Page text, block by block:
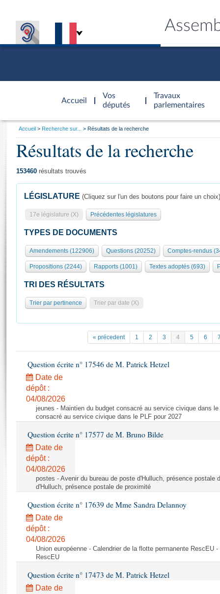
Accueil
d'accueil
Vos
députés
Travaux
parlementaires
Présidence
577 députés
Groupes politiques
Séance publique
Commissions et autres organes
Europe et International
Pétitions
Projets de loi
Propositions de loi
Amendements
Textes adoptés
Rapports législatifs
Rapports sur l'application des lois
Baromètre de l’application des lois
Dossiers législatifs
Budget et sécurité sociale
Questions écrites et orales
Comptes rendus des débats
Général
Rôle et pouvoirs de l'Assemblée
Organisation de l'Assemblée
Présidence Conférence des Présidents Bureau Collège des
Statistiques et chiffres clés
Documents de référence
( Constitution | Règlement de l'Assemblée ... )
Histoire
Juniors
Anciennes législatures
Visiter l'Assemblée
Visite virtuelle du palais Bourbon
Assister à une séance
Contacts et plan d'accès
Photos libres de droit
Vous
Accueil Recherche sur... Résultats de la recherche
Résultats de la recherche
153460 résultats trouvés
LÉGISLATURE (Cliquez sur l'un des boutons pour faire un choix)
17e législature (X) Précédentes législatures
TYPES DE DOCUMENTS
Amendements (122906) Questions (20252) Comptes-rendus
Propositions (2244) Rapports (1001) Textes adoptés (693)
TRI DES RÉSULTATS
Trier par pertinence Trier par date (X)
« précedent 1 2 3 4 5 6
Question écrite n° 17546 de M. Patrick Hetzel
Date de
dépôt :
04/08/2026
jeunes - Maintien du budget consacré au service civique dans
consacré au service civique dans le PLF pour 2027
Question écrite n° 17577 de M. Bruno Bilde
Date de
dépôt :
04/08/2026
postes - Avenir du bureau de poste d'Hulluch, présence postale
d'Hulluch, présence postale de proximité
Question écrite n° 17639 de Mme Sandra Delannoy
Date de
dépôt :
04/08/2026
Union européenne - Calendrier de la flotte permanente RescEU
RescEU
Question écrite n° 17473 de M. Patrick Hetzel
Date de